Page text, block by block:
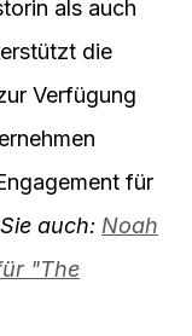
als auch
die
Verfügung
für
auch: Noah
"The